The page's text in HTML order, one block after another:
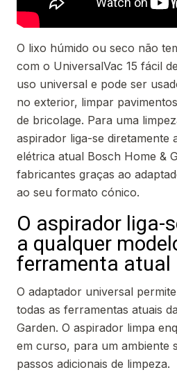
O lixo húmido ou seco não
com o UniversalVac 15 fácil
uso universal e pode ser
no exterior, limpar
de bricolage. Para uma
aspirador liga-se diretamente
elétrica atual Bosch Home &
fabricantes graças ao
ao seu formato cónico.
O aspirador liga-
a qualquer
ferramenta atual
O adaptador universal
todas as ferramentas atuais
Garden. O aspirador limpa
em curso, para um ambiente
passos adicionais de limpeza.